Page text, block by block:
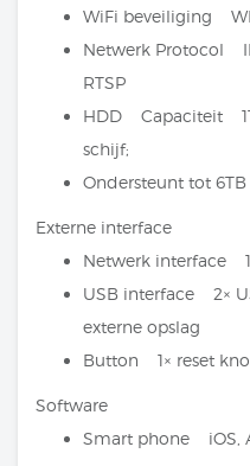
WiFi beveiliging
Netwerk Protocol
RTSP
HDD Capaciteit
schijf;
Ondersteunt tot 6TB
Externe interface
Netwerk interface
USB interface 2×
externe opslag
Button 1× reset
Software
Smart phone iOS,